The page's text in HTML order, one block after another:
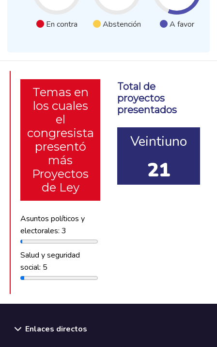
En contra Abstención A favor
Temas en
los cuales
el
congresista
presentó
más
Proyectos
de Ley
Asuntos políticos y
electorales: 3
Salud y seguridad
social: 5
Total de
proyectos
presentados
Veintiuno
21
Enlaces directos